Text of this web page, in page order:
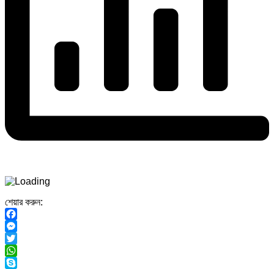
শেয়ার করুন:
Facebook
Messenger
Twitter
WhatsApp